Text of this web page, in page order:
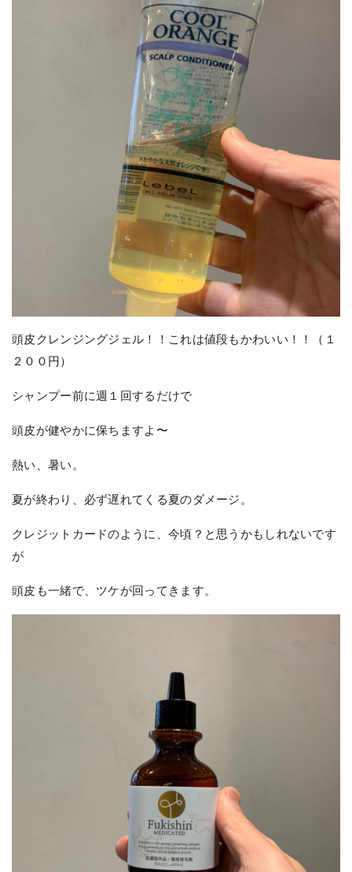
頭皮クレンジングジェル！！これは値段もかわいい！！（１
２００円）
シャンプー前に週１回するだけで
頭皮が健やかに保ちますよ〜
熱い、暑い。
夏が終わり、必ず遅れてくる夏のダメージ。
クレジットカードのように、今頃？と思うかもしれないです
が
頭皮も一緒で、ツケが回ってきます。